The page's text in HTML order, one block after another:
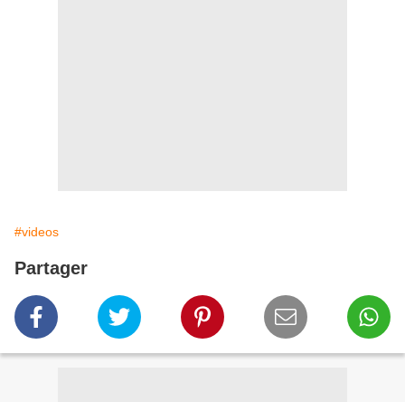
#videos
Partager